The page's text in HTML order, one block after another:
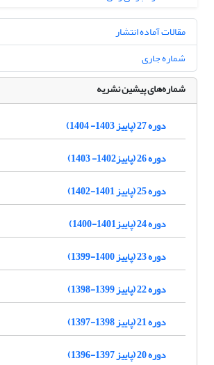
مقالات آماده انتشار
شماره جاری
شماره‌های پیشین نشریه
دوره 27 (پاییز 1403- 1404)
دوره 26 (پاییز1402- 1403)
دوره 25 (پاییز 1401-1402)
دوره 24 (پاییز1401-1400)
دوره 23 (پاییز 1400-1399)
دوره 22 (پاییز 1399-1398)
دوره 21 (پاییز 1398-1397)
دوره 20 (پاییز 1397-1396)